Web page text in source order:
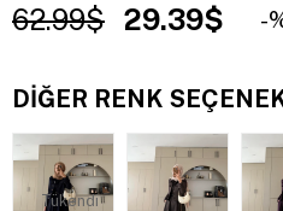
62.99$ 29.39$
DIĞER RENK
Tükendi